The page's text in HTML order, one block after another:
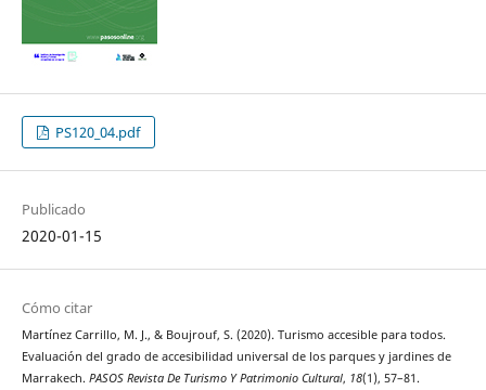
PS120_04.pdf
Publicado
2020-01-15
Cómo citar
Martínez Carrillo, M. J., & Boujrouf, S. (2020). Turismo accesible para todos.
Evaluación del grado de accesibilidad universal de los parques y jardines de
Marrakech. PASOS Revista De Turismo Y Patrimonio Cultural, 18(1), 57–81.